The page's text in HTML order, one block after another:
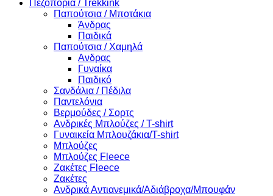
Πεζοπορία / Trekkink
Παπούτσια / Μποτάκια
Άνδρας
Παιδικά
Παπούτσια / Χαμηλά
Ανδρας
Γυναίκα
Παιδικό
Σανδάλια / Πέδιλα
Παντελόνια
Βερμούδες / Σορτς
Ανδρικές Μπλούζες / T-shirt
Γυναικεία Μπλουζάκια/T-shirt
Μπλούζες
Μπλούζες Fleece
Ζακέτες Fleece
Ζακέτες
Ανδρικά Αντιανεμικά/Αδιάβροχα/Μπουφάν